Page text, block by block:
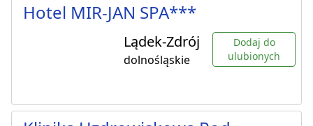
Hotel MIR-JAN SPA***
Lądek-Zdrój
dolnośląskie
Dodaj do
ulubionych